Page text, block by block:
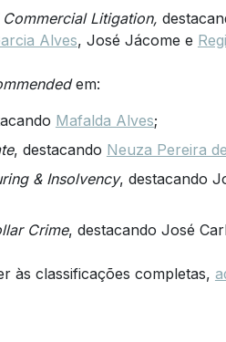
Litigation,
Alves, José Jácome e
em:
Mafalda Alves;
, destacando Neuza Pereira
& Insolvency, destacando
Crime, destacando José
às classificações completas,